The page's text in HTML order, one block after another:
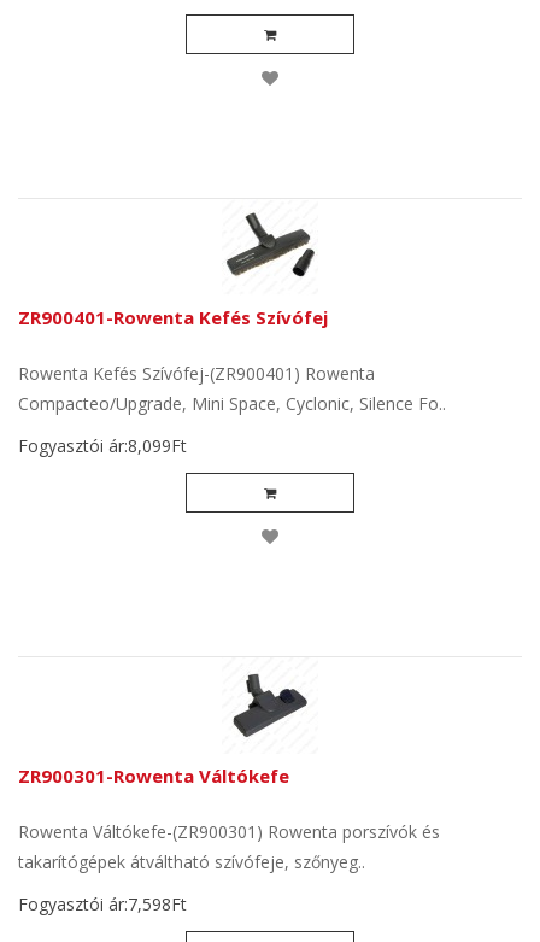
ZR900401-Rowenta Kefés Szívófej
Rowenta Kefés Szívófej-(ZR900401) Rowenta
Compacteo/Upgrade, Mini Space, Cyclonic, Silence Fo..
Fogyasztói ár:8,099Ft
ZR900301-Rowenta Váltókefe
Rowenta Váltókefe-(ZR900301) Rowenta porszívók és
takarítógépek átváltható szívófeje, szőnyeg..
Fogyasztói ár:7,598Ft